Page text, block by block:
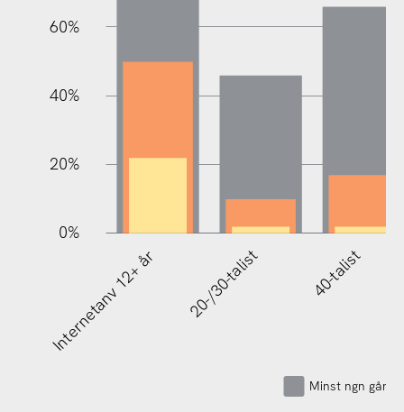
60%
40%
20%
0%
Internetanv 12+ år 20-/30-talist 40-talist
Minst ngn gång